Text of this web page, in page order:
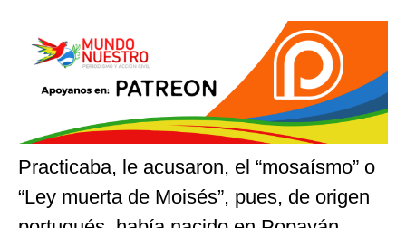
Practicaba, le acusaron, el “mosaísmo” o
“Ley muerta de Moisés”, pues, de origen